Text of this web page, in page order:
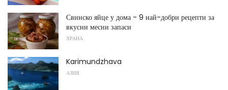
Свинско яйце у ​​дома - 9 най-добри рецепти за
вкусни месни запаси
ХРАНА
Karimundzhava
АЗИЯ